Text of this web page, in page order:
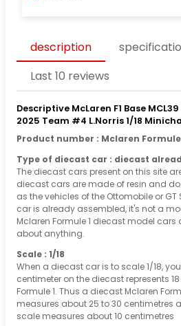
description
Last 10 reviews
Descriptive McLaren F1 Base
2025 Team #4 L.Norris 1/18
Product number : Mclaren Formule
Type of diecast car : diecast
The diecast cars present on this site
diecast cars are made of resin and
as the vehicles of the Ottomobile or
car is already assembled, it's not a
Mclaren Formule 1 diecast model
about anything.
Scale : 1/18
When a diecast car is to scale 1/18,
centimeter on the diecast represents
Formule 1. Thus a diecast Mclaren
measures about 25 to 30 centimetres
scale measures about 10 centimetres